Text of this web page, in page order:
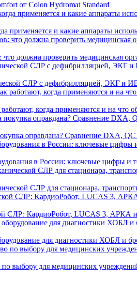
от Colon Hydromat Standard
применяется и какие аппараты
должна проверить медицинская
СЛР с дефибрилляцией, ЭКГ и
когда применяются и на что
оправдана? Сравнение DXA,
в России: ключевые цифры и
СЛР для стационара,
СЛР: КардиоРобот, LUCAS 3, АРКА
для диагностики ХОБЛ и
выбору для медицинских